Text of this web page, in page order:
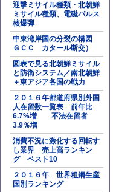
迎撃ミサイル種類・北朝鮮
ミサイル種類、電磁パルス
核爆弾
中東湾岸国の分裂の構図
ＧＣＣ カタール断交）
図表で見る北朝鮮ミサイル
と防衛システム／南北朝鮮
＋東アジア各国の戦力
２０１６年都道府県別外国
人在留数一覧表 前年比
6.7%増 不法在留者
3.9％増
消費不況に激化する回転す
し業界 売上高ランキン
グ ベスト10
２０１６年 世界粗鋼生産
国別ランキング